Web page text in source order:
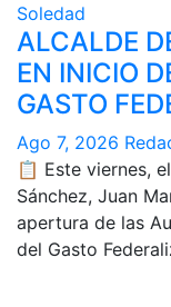
Soledad
ALCALDE
EN INICIO
GASTO
Ago 7, 2026
📋 Este viernes,
Sánchez, Juan
apertura de las
del Gasto